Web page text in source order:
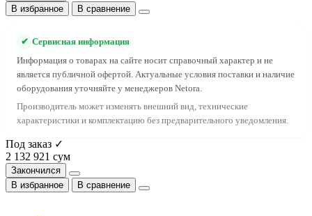
В избранное
В сравнение
✔ Сервисная информация
Информация о товарах на сайте носит справочный характер и не
является публичной офертой. Актуальные условия поставки и наличие
оборудования уточняйте у менеджеров Netora.
Производитель может изменять внешний вид, технические
характеристики и комплектацию без предварительного уведомления.
Под заказ ✓
2 132 921 сум
Закончился
В избранное
В сравнение